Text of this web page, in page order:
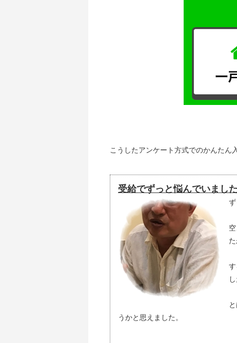
こうしたアンケート方式でのかんたん
受給でずっと悩んでいまし
し
うかと思えました。